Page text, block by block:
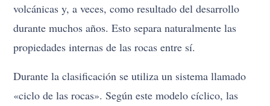
volcánicas y, a veces, como resultado del desarrollo
durante muchos años. Esto separa naturalmente las
propiedades internas de las rocas entre sí.
Durante la clasificación se utiliza un sistema llamado
«ciclo de las rocas». Según este modelo cíclico, las